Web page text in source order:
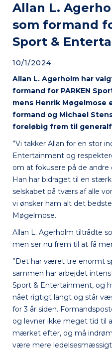
Allan L.
som formand
Sport &
10/1/2024
Allan L. Agerholm har
formand for PARKEN
mens Henrik
formand og Michael
foreløbig frem til
”Vi takker Allan for en stor
Entertainment og
om at fokusere på de andre
Han har bidraget til en
selskabet på tværs af alle
vi ønsker ham alt det
Møgelmose.
Allan L. Agerholm tiltrådte
men ser nu frem til at få
”Det har været tre enormt
sammen har arbejdet
Sport & Entertainment, og
nået rigtigt langt og står
for 3 år siden.
og levner ikke meget tid til
mærket efter, og må
være mere